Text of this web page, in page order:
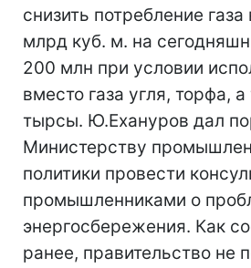
снизить потребление газа
млрд куб. м. на
200 млн при условии
вместо газа угля, торфа,
тырсы. Ю.Ехануров дал
Министерству
политики провести
промышленниками о
энергосбережения. Как
ранее, правительство не